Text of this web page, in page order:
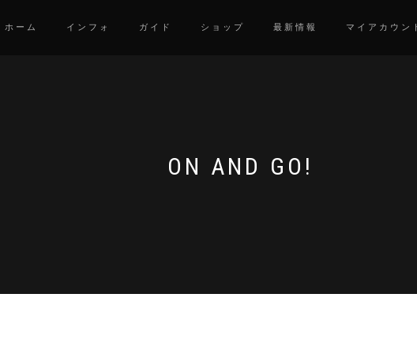
ホーム インフォ ガイド ショップ 最新情報 マイアカウン
ON AND GO!